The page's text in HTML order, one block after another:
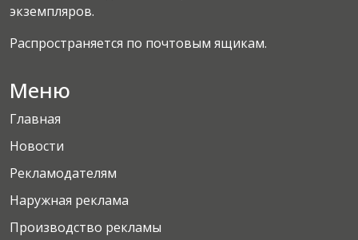
экземпляров.
Распространяется по почтовым ящикам.
Меню
Главная
Новости
Рекламодателям
Наружная реклама
Производство рекламы